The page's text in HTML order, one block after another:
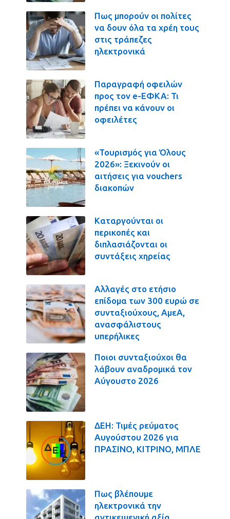
Πως μπορούν οι πολίτες
να δουν όλα τα χρέη τους
στις τράπεζες
ηλεκτρονικά
Παραγραφή οφειλών
προς τον e-ΕΦΚΑ: Τι
πρέπει να κάνουν οι
οφειλέτες
«Τουρισμός για Όλους
2026»: Ξεκινούν οι
αιτήσεις για vouchers
διακοπών
Καταργούνται οι
περικοπές και
διπλασιάζονται οι
συντάξεις χηρείας
Αλλαγές στο ετήσιο
επίδομα των 300 ευρώ σε
συνταξιούχους, ΑμεΑ,
ανασφάλιστους
υπερήλικες
Ποιοι συνταξιούχοι θα
λάβουν αναδρομικά τον
Αύγουστο 2026
ΔΕΗ: Τιμές ρεύματος
Αυγούστου 2026 για
ΠΡΑΣΙΝΟ, ΚΙΤΡΙΝΟ, ΜΠΛΕ
Πως βλέπουμε
ηλεκτρονικά την
αντικειμενική αξία